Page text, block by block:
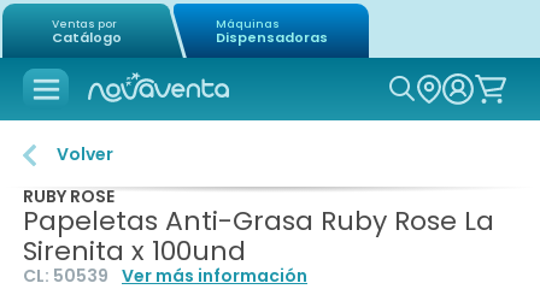
Ventas por
Catálogo
Máquinas
Dispensadoras
Icon of
Volver
RUBY ROSE
Papeletas Anti-Grasa Ruby Rose La
Sirenita x 100und
CL: 50539 Ver más información